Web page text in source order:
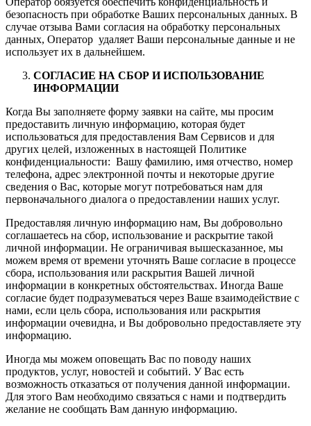
безопасность при обработке Ваших персональных данных. В
случае отзыва Вами согласия на обработку персональных
данных, Оператор удаляет Ваши персональные данные и не
использует их в дальнейшем.
CОГЛАСИЕ НА СБОР И ИСПОЛЬЗОВАНИЕ
ИНФОРМАЦИИ
Когда Вы заполняете форму заявки на сайте, мы просим
предоставить личную информацию, которая будет
использоваться для предоставления Вам Сервисов и для
других целей, изложенных в настоящей Политике
конфиденциальности: Вашу фамилию, имя отчество, номер
телефона, адрес электронной почты и некоторые другие
сведения о Вас, которые могут потребоваться нам для
первоначального диалога о предоставлении наших услуг.
Предоставляя личную информацию нам, Вы добровольно
соглашаетесь на сбор, использование и раскрытие такой
личной информации. Не ограничивая вышесказанное, мы
можем время от времени уточнять Ваше согласие в процессе
сбора, использования или раскрытия Вашей личной
информации в конкретных обстоятельствах. Иногда Ваше
согласие будет подразумеваться через Ваше взаимодействие с
нами, если цель сбора, использования или раскрытия
информации очевидна, и Вы добровольно предоставляете эту
информацию.
Иногда мы можем оповещать Вас по поводу наших
продуктов, услуг, новостей и событий. У Вас есть
возможность отказаться от получения данной информации.
Для этого Вам необходимо связаться с нами и подтвердить
желание не сообщать Вам данную информацию.